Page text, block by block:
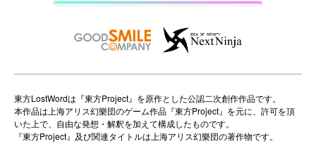
o
n
東方LostWordは『東方Project』を原作とした公認二次創作作品です。
本作品は上海アリス幻樂団のゲーム作品『東方Project』を元に、許可を頂
いた上で、自由な発想・解釈を加えて構成したものです。
『東方Project』及び関連タイトルは上海アリス幻樂団の著作物です。